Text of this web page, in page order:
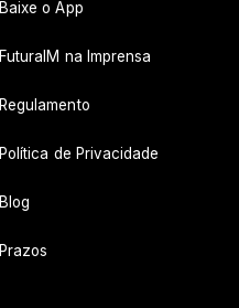
Baixe o App
FuturaIM na Imprensa
Regulamento
Política de Privacidade
Blog
Prazos